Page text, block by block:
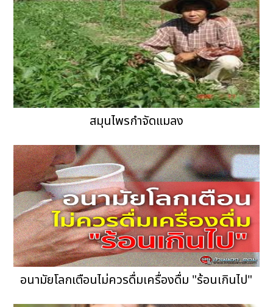
สมุนไพรกำจัดแมลง
อนามัยโลกเตือนไม่ควรดื่มเครื่องดื่ม "ร้อนเกินไป"